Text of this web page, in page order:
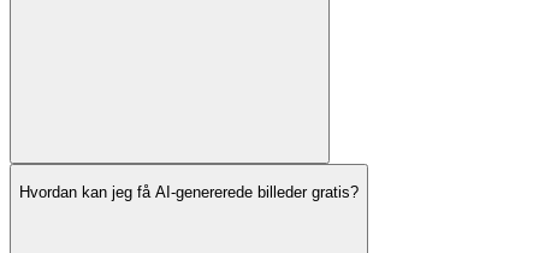
Hvordan kan jeg få AI-genererede billeder gratis?